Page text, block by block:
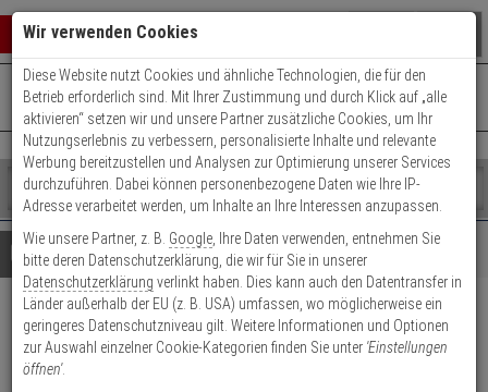
Warenkorb schließen
0 ARTIKEL IM WARENKORB
Ihr Warenkorb ist momentan leer.
Ergebnisse ()
Fertig
Shop
durchsuchen
Bitte
geben
Sie
mindestens
Zeichen
ein,
um
Es
wurde
noch
Kategorien
Suche
gestartet
+49 (0)821 899 493-0Mo. - Do.: 8:00 - 16:30 | Fr.: 8:00 - 14:00 Uhr
Kontaktservice nutzen
Details Beratung
Abus FG300 W + Abus FAS97
W Fenstersicherung Set
Wir verwenden Cookies
Diese Website nutzt Cookies und ähnliche Technologien, die für den
Betrieb erforderlich sind. Mit Ihrer Zustimmung und durch Klick auf „alle
aktivieren“ setzen wir und unsere Partner zusätzliche Cookies, um Ihr
Nutzungserlebnis zu verbessern, personalisierte Inhalte und relevante
Werbung bereitzustellen und Analysen zur Optimierung unserer Services
durchzuführen. Dabei können personenbezogene Daten wie Ihre IP-
Adresse verarbeitet werden, um Inhalte an Ihre Interessen anzupassen.
Wie unsere Partner, z. B. Google , Ihre Daten verwenden, entnehmen Sie
bitte deren Datenschutzerklärung, die wir für Sie in unserer
Datenschutzerklärung verlinkt haben. Dies kann auch den Datentransfer in
Länder außerhalb der EU (z. B. USA) umfassen, wo möglicherweise ein
geringeres Datenschutzniveau gilt. Weitere Informationen und Optionen
zur Auswahl einzelner Cookie-Kategorien finden Sie unter 'Einstellungen
öffnen'.